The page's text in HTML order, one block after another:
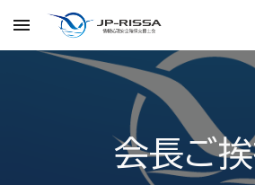
Skip to main content
会長ご